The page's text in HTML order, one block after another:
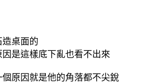
桌面的
是這樣底下亂也看不出來
原因就是他的角落都不尖銳